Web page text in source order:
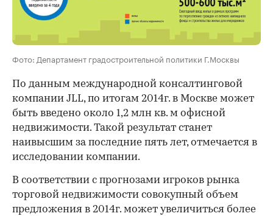
Фото: Департамент градостроительной политики Г.Москвы
По данным международной консалтинговой
компании JLL, по итогам 2014г. в Москве может
быть введено около 1,2 млн кв. м офисной
недвижимости. Такой результат станет
наивысшим за последние пять лет, отмечается в
исследовании компании.
В соответствии с прогнозами игроков рынка
торговой недвижимости совокупный объем
предложения в 2014г. может увеличиться более